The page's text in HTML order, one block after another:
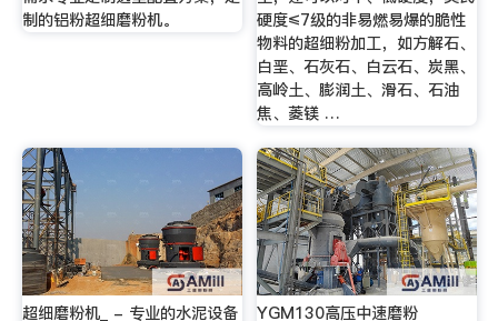
制的铝粉超细磨粉机。
硬度≤7级的非易燃易爆的脆性
物料的超细粉加工，如方解石、
白垩、石灰石、白云石、炭黑、
高岭土、膨润土、滑石、石油
焦、菱镁 …
超细磨粉机_ - 专业的水泥设备 YGM130高压中速磨粉